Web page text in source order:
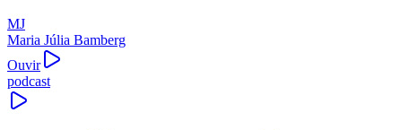
MJ
Maria Júlia Bamberg
Ouvir
podcast